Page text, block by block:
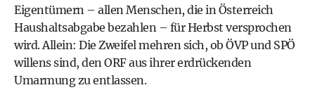
Eigentümern – allen Menschen, die in Österreich
Haushaltsabgabe bezahlen – für Herbst versprochen
wird. Allein: Die Zweifel mehren sich, ob ÖVP und SPÖ
willens sind, den ORF aus ihrer erdrückenden
Umarmung zu entlassen.